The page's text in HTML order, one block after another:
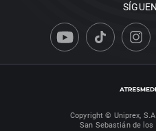
Copyright © Uniprex,
San Sebastián de los